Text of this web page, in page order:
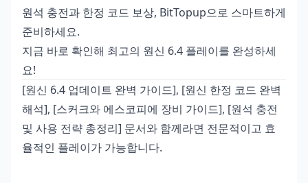
원석 충전과 한정 코드 보상, BitTopup으로 스마트하게
준비하세요.
지금 바로 확인해 최고의 원신 6.4 플레이를 완성하세
요!
[원신 6.4 업데이트 완벽 가이드], [원신 한정 코드 완벽
해석], [스커크와 에스코피에 장비 가이드], [원석 충전
및 사용 전략 총정리] 문서와 함께라면 전문적이고 효
율적인 플레이가 가능합니다.